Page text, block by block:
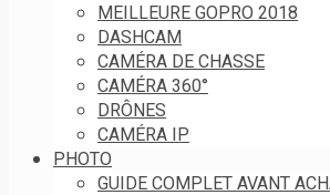
MEILLEURE GOPRO 2018
DASHCAM
CAMÉRA DE CHASSE
CAMÉRA 360°
DRÔNES
CAMÉRA IP
PHOTO
GUIDE COMPLET AVANT